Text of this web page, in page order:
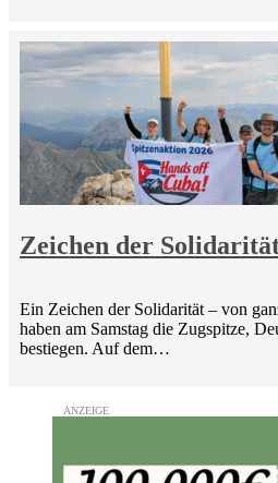
Zeichen der
Ein Zeichen der Solidarität – von
haben am Samstag die Zugspitze,
bestiegen. Auf dem…